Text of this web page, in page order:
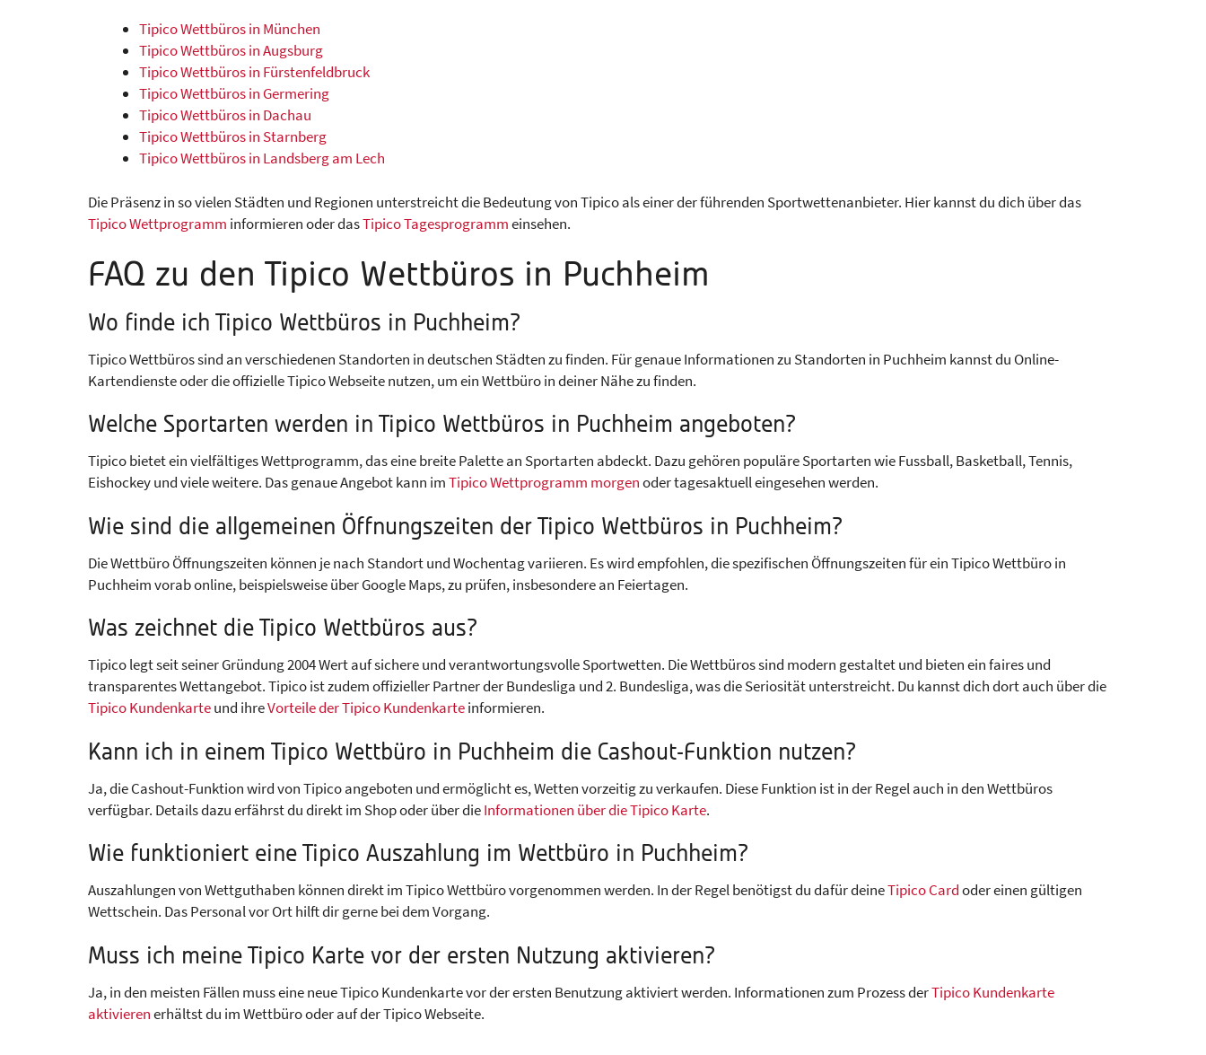
Tipico Wettbüros in München
Tipico Wettbüros in Augsburg
Tipico Wettbüros in Fürstenfeldbruck
Tipico Wettbüros in Germering
Tipico Wettbüros in Dachau
Tipico Wettbüros in Starnberg
Tipico Wettbüros in Landsberg am Lech
Die Präsenz in so vielen Städten und Regionen unterstreicht die Bedeutung von Tipico als einer der führenden Sportwettenanbieter. Hier kannst du dich über das
Tipico Wettprogramm informieren oder dasTipico Tagesprogrammeinsehen.
FAQ zu den Tipico Wettbüros in Puchheim
Wo finde ich Tipico Wettbüros in Puchheim?
Tipico Wettbüros sind an verschiedenen Standorten in deutschen Städten zu finden. Für genaue Informationen zu Standorten in Puchheim kannst du Online-
Kartendienste oder die offizielle Tipico Webseite nutzen, um ein Wettbüro in deiner Nähe zu finden.
Welche Sportarten werden in Tipico Wettbüros in Puchheim angeboten?
Tipico bietet ein vielfältiges Wettprogramm, das eine breite Palette an Sportarten abdeckt. Dazu gehören populäre Sportarten wie Fussball, Basketball, Tennis,
Eishockey und viele weitere. Das genaue Angebot kann imTipico Wettprogramm morgenoder tagesaktuell eingesehen werden.
Wie sind die allgemeinen Öffnungszeiten der Tipico Wettbüros in Puchheim?
Die Wettbüro Öffnungszeiten können je nach Standort und Wochentag variieren. Es wird empfohlen, die spezifischen Öffnungszeiten für ein Tipico Wettbüro in
Puchheim vorab online, beispielsweise über Google Maps, zu prüfen, insbesondere an Feiertagen.
Was zeichnet die Tipico Wettbüros aus?
Tipico legt seit seiner Gründung 2004 Wert auf sichere und verantwortungsvolle Sportwetten. Die Wettbüros sind modern gestaltet und bieten ein faires und
transparentes Wettangebot. Tipico ist zudem offizieller Partner der Bundesliga und 2. Bundesliga, was die Seriosität unterstreicht. Du kannst dich dort auch über die
Tipico Kundenkarteund ihreVorteile der Tipico Kundenkarteinformieren.
Kann ich in einem Tipico Wettbüro in Puchheim die Cashout-Funktion nutzen?
Ja, die Cashout-Funktion wird von Tipico angeboten und ermöglicht es, Wetten vorzeitig zu verkaufen. Diese Funktion ist in der Regel auch in den Wettbüros
verfügbar. Details dazu erfährst du direkt im Shop oder über dieInformationen über die Tipico Karte.
Wie funktioniert eine Tipico Auszahlung im Wettbüro in Puchheim?
Auszahlungen von Wettguthaben können direkt im Tipico Wettbüro vorgenommen werden. In der Regel benötigst du dafür deineTipico Cardoder einen gültigen
Wettschein. Das Personal vor Ort hilft dir gerne bei dem Vorgang.
Muss ich meine Tipico Karte vor der ersten Nutzung aktivieren?
Ja, in den meisten Fällen muss eine neue Tipico Kundenkarte vor der ersten Benutzung aktiviert werden. Informationen zum Prozess derTipico Kundenkarte
aktivierenerhältst du im Wettbüro oder auf der Tipico Webseite.